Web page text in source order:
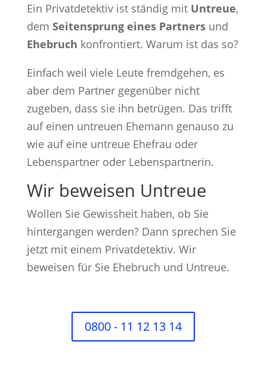
Ein Privatdetektiv ist ständig mit Untreue,
dem Seitensprung eines Partnersund
Ehebruch konfrontiert. Warum ist das so?
Einfach weil viele Leute fremdgehen, es
aber dem Partner gegenüber nicht
zugeben, dass sie ihn betrügen. Das trifft
auf einen untreuen Ehemann genauso zu
wie auf eine untreue Ehefrau oder
Lebenspartner oder Lebenspartnerin.
Wir beweisen Untreue
Wollen Sie Gewissheit haben, ob Sie
hintergangen werden? Dann sprechen Sie
jetzt mit einem Privatdetektiv. Wir
beweisen für Sie Ehebruch und Untreue.
0800 - 11 12 13 14